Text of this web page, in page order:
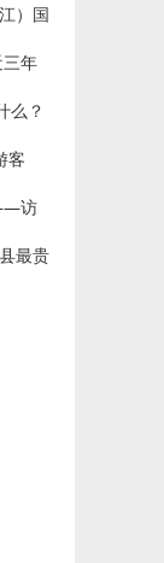
）国
年
么？
客
访
最贵